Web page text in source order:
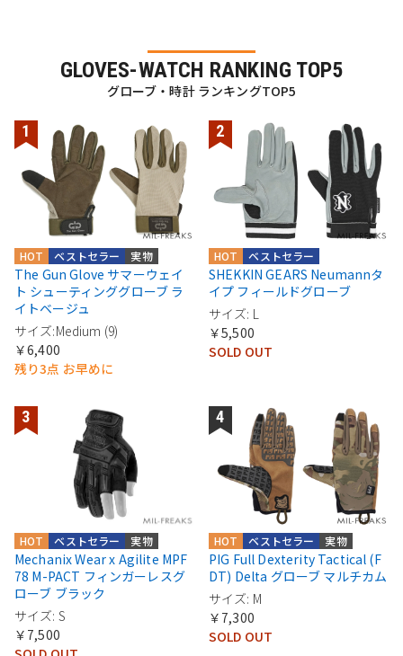
GLOVES-WATCH RANKING TOP5
グローブ・時計 ランキングTOP5
実物
ベストセラー
HOT
The Gun Glove サマーウェイ
ト シューティンググローブ ラ
イトベージュ
サイズ:Medium (9)
￥6,400
残り3点 お早めに
ベストセラー
HOT
SHEKKIN GEARS Neumannタ
イプ フィールドグローブ
サイズ: L
￥5,500
SOLD OUT
実物
ベストセラー
HOT
Mechanix Wear x Agilite MPF
78 M-PACT フィンガーレスグ
ローブ ブラック
サイズ: S
￥7,500
実物
ベストセラー
HOT
PIG Full Dexterity Tactical (F
DT) Delta グローブ マルチカム
サイズ: M
￥7,300
SOLD OUT